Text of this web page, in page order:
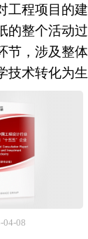
华在产业咨
五"收官与"
解构中国数
前，行业面
点突破转向
新；二是应
渗透，数实
系从被动适
伦理安全框
市场机遇，
态共建能力
工程项目的
的整个活动
节，涉及整
技术转化为
系的关键性
建筑、结构
工作。 近年
化进程的加
扩大。根据
场总计规模
内将继续保
04-08